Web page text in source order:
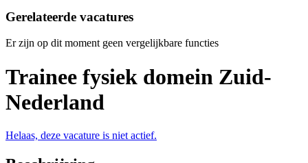
Gerelateerde vacatures
Er zijn op dit moment geen vergelijkbare functies
Trainee fysiek domein Zuid-
Nederland
Helaas, deze vacature is niet actief.